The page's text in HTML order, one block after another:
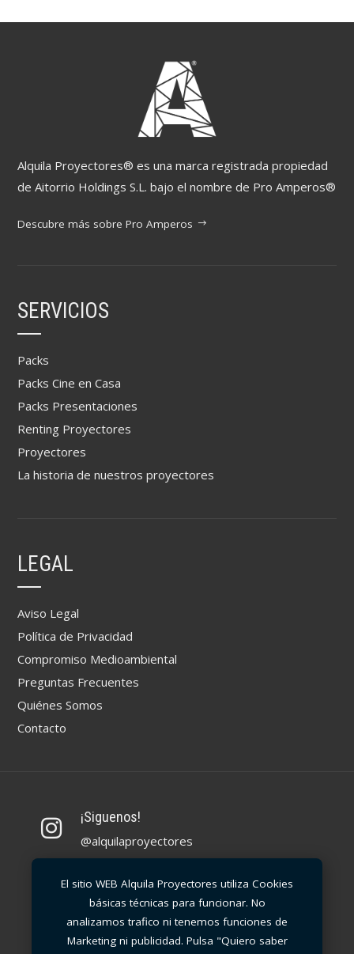
El sitio WEB Alquila Proyectores utiliza Cookies
básicas técnicas para funcionar. No
analizamos trafico ni tenemos funciones de
Marketing ni publicidad. Pulsa "Quiero saber
Alquila Proyectores® es una marca registrada propiedad
de Aitorrio Holdings S.L. bajo el nombre de Pro Amperos®
Descubre más sobre Pro Amperos
SERVICIOS
Packs
Packs Cine en Casa
Packs Presentaciones
Renting Proyectores
Proyectores
La historia de nuestros proyectores
LEGAL
Aviso Legal
Política de Privacidad
Compromiso Medioambiental
Preguntas Frecuentes
Quiénes Somos
Contacto
¡Siguenos!
@alquilaproyectores
Llámanos
91 99 30 212
Escríbenos